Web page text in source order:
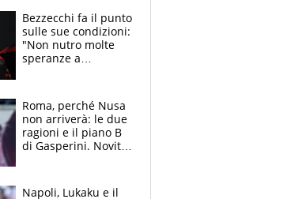
attacca le palline
Bezzecchi fa il punto
sulle sue condizioni:
"Non nutro molte
speranze a
da Aragon
Roma, perché Nusa
non arriverà: le due
ragioni e il piano B
di Gasperini. Novità
Napoli, Lukaku e il